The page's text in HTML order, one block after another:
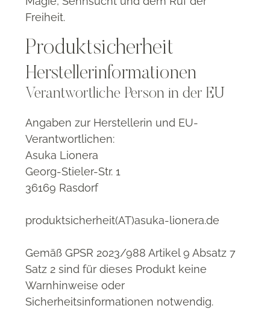
Freiheit.
Produktsicherheit
Herstellerinformationen
Verantwortliche Person in der EU
Angaben zur Herstellerin und EU-
Verantwortlichen:
Asuka Lionera
Georg-Stieler-Str. 1
36169 Rasdorf
produktsicherheit(AT)asuka-lionera.de
Gemäß GPSR 2023/988 Artikel 9 Absatz 7
Satz 2 sind für dieses Produkt keine
Warnhinweise oder
Sicherheitsinformationen notwendig.